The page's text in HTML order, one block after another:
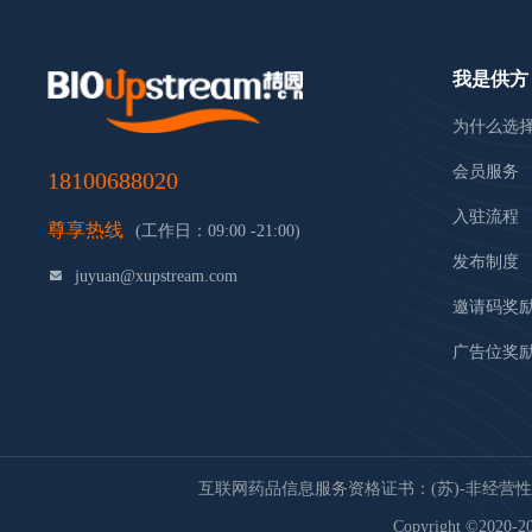
18100688020
尊享热线 (工作日：09:00 -21:00)
juyuan@xupstream.com
我是供方
为什么选
会员服务
入驻流程
发布制度
邀请码奖
广告位奖
互联网药品信息服务资格证书：(苏)-非经营性
Copyright ©2020-